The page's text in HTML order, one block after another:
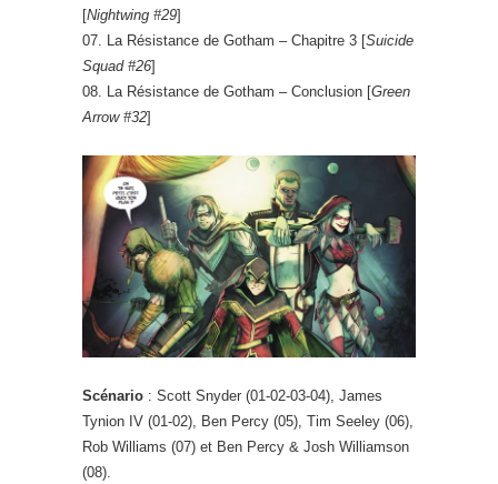
[Nightwing #29]
07. La Résistance de Gotham – Chapitre 3 [Suicide
Squad #26]
08. La Résistance de Gotham – Conclusion [Green
Arrow #32]
Scénario : Scott Snyder (01-02-03-04), James
Tynion IV (01-02), Ben Percy (05), Tim Seeley (06),
Rob Williams (07) et Ben Percy & Josh Williamson
(08).